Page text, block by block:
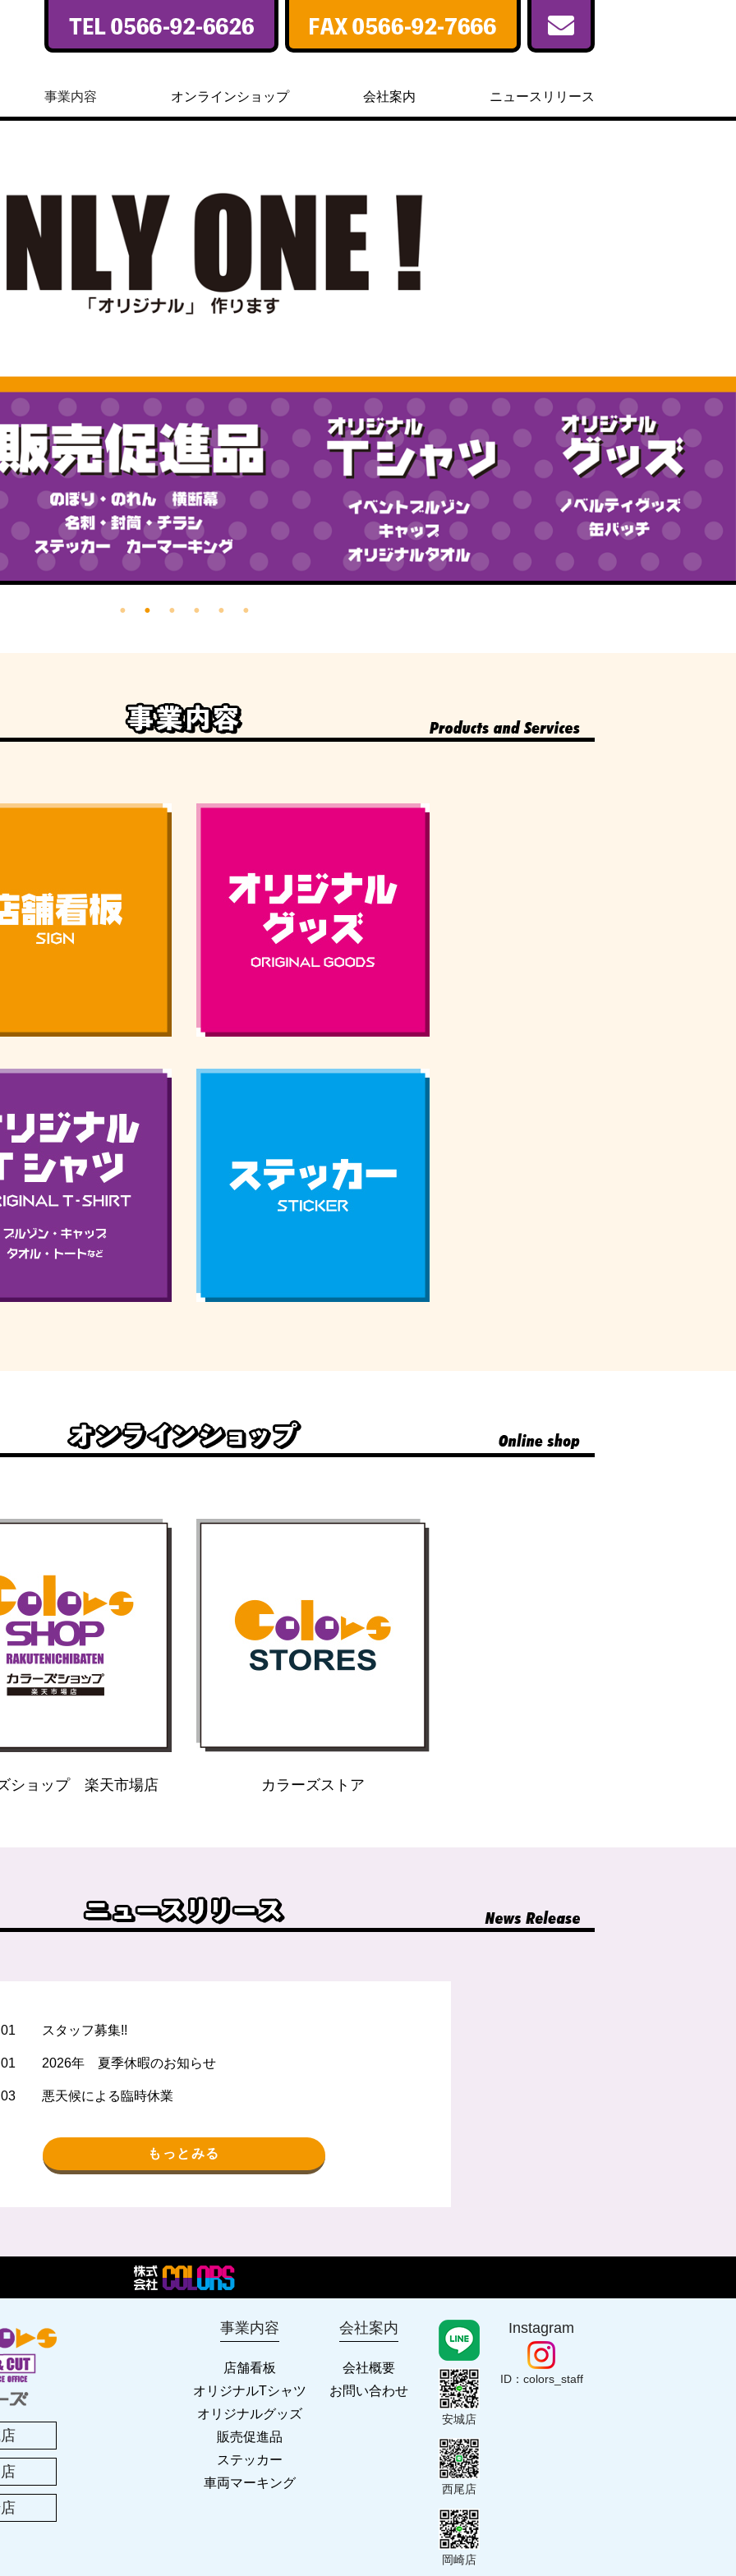
事業内容 オンラインショップ 会社案内 ニュースリリース
ショップ 楽天市場店 カラーズストア
スタッフ募集!!
2026年 夏季休暇のお知らせ
悪天候による臨時休業
もっとみる
事業内容
店舗看板
オリジナルTシャツ
オリジナルグッズ
販売促進品
ステッカー
車両マーキング
会社案内
会社概要
お問い合わせ
安城店
西尾店
岡崎店
Instagram
ID：colors_staff